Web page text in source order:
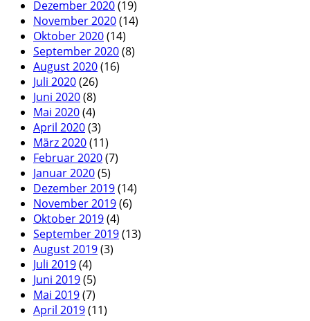
Dezember 2020(19)
November 2020(14)
Oktober 2020(14)
September 2020(8)
August 2020(16)
Juli 2020(26)
Juni 2020(8)
Mai 2020(4)
April 2020(3)
März 2020(11)
Februar 2020(7)
Januar 2020(5)
Dezember 2019(14)
November 2019(6)
Oktober 2019(4)
September 2019(13)
August 2019(3)
Juli 2019(4)
Juni 2019(5)
Mai 2019(7)
April 2019(11)